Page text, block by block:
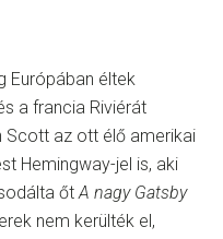
Európában éltek
a francia Riviérát
Scott az ott élő amerikai
Hemingway-jel is, aki
őtA nagy Gatsby
nem kerülték el,